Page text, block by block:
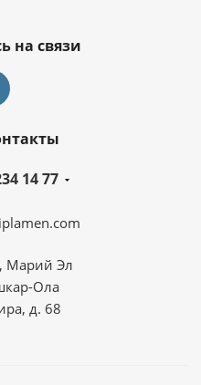
на связи
14 77
Марий Эл
Ола
д. 68